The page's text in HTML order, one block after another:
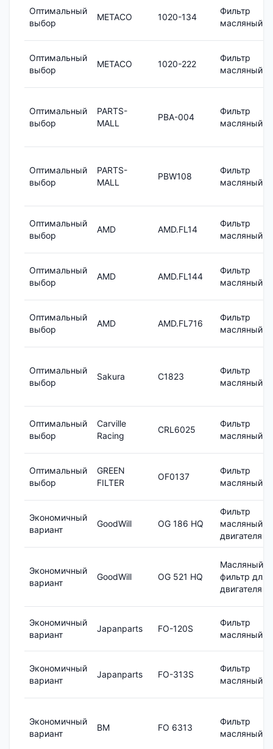
Оптимальный
выбор
METACO 1020-134
Фильтр
масляный
Оптимальный
выбор
METACO 1020-222
Фильтр
масляный
Оптимальный
выбор
PARTS-
MALL
PBA-004
Фильтр
масляный
Оптимальный
выбор
PARTS-
MALL
PBW108
Фильтр
масляный
Оптимальный
выбор
AMD AMD.FL14
Фильтр
масляный
Оптимальный
выбор
AMD AMD.FL144
Фильтр
масляный
Оптимальный
выбор
AMD AMD.FL716
Фильтр
масляный
Оптимальный
выбор
Sakura C1823
Фильтр
масляный
Оптимальный
выбор
Carville
Racing
CRL6025
Фильтр
масляный
Оптимальный
выбор
GREEN
FILTER
OF0137
Фильтр
масляный
Экономичный
вариант
GoodWill OG 186 HQ
Фильтр
масляный
двигателя
Экономичный
вариант
GoodWill OG 521 HQ
Масляный
фильтр для
двигателя
Экономичный
вариант
Japanparts FO-120S
Фильтр
масляный
Экономичный
вариант
Japanparts FO-313S
Фильтр
масляный
Экономичный
вариант
BM FO 6313
Фильтр
масляный